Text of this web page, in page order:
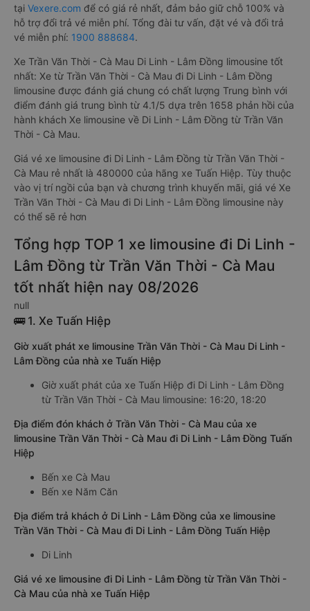
tại Vexere.com để có giá rẻ nhất, đảm bảo giữ chỗ 100% và
hỗ trợ đổi trả vé miễn phí. Tổng đài tư vấn, đặt vé và đổi trả
vé miễn phí: 1900 888684.
Xe Trần Văn Thời - Cà Mau Di Linh - Lâm Đồng limousine tốt
nhất: Xe từ Trần Văn Thời - Cà Mau đi Di Linh - Lâm Đồng
limousine được đánh giá chung có chất lượng Trung bình với
điểm đánh giá trung bình từ 4.1/5 dựa trên 1658 phản hồi của
hành khách Xe limousine về Di Linh - Lâm Đồng từ Trần Văn
Thời - Cà Mau.
Giá vé xe limousine đi Di Linh - Lâm Đồng từ Trần Văn Thời -
Cà Mau rẻ nhất là 480000 của hãng xe Tuấn Hiệp. Tùy thuộc
vào vị trí ngồi của bạn và chương trình khuyến mãi, giá vé Xe
Trần Văn Thời - Cà Mau đi Di Linh - Lâm Đồng limousine này
có thể sẽ rẻ hơn
Tổng hợp TOP 1 xe limousine đi Di Linh -
Lâm Đồng từ Trần Văn Thời - Cà Mau
tốt nhất hiện nay 08/2026
null
🚌 1. Xe Tuấn Hiệp
Giờ xuất phát xe limousine Trần Văn Thời - Cà Mau Di Linh -
Lâm Đồng của nhà xe Tuấn Hiệp
Giờ xuất phát của xe Tuấn Hiệp đi Di Linh - Lâm Đồng
từ Trần Văn Thời - Cà Mau limousine: 16:20, 18:20
Địa điểm đón khách ở Trần Văn Thời - Cà Mau của xe
limousine Trần Văn Thời - Cà Mau đi Di Linh - Lâm Đồng Tuấn
Hiệp
Bến xe Cà Mau
Bến xe Năm Căn
Địa điểm trả khách ở Di Linh - Lâm Đồng của xe limousine
Trần Văn Thời - Cà Mau đi Di Linh - Lâm Đồng Tuấn Hiệp
Di Linh
Giá vé xe limousine đi Di Linh - Lâm Đồng từ Trần Văn Thời -
Cà Mau của nhà xe Tuấn Hiệp